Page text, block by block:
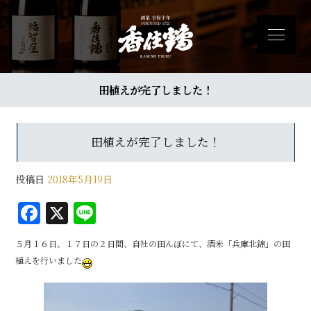
田植えが完了しました！
田植えが完了しました！
投稿日 2018年5月19日
F
a
c
e
X
n
e
５月１６日、１７日の２日間、自社の田んぼにて、酒米「兵庫北錦」の田
植えを行いました